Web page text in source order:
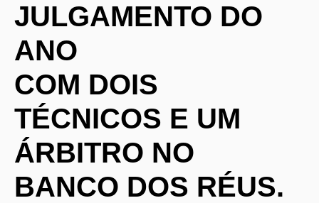
JULGAMENTO DO
ANO
COM DOIS
TÉCNICOS E UM
ÁRBITRO NO
BANCO DOS RÉUS.